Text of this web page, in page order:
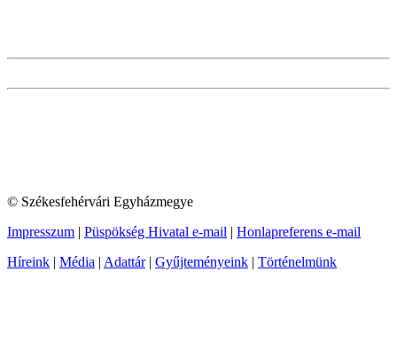
© Székesfehérvári Egyházmegye
Impresszum | Püspökség Hivatal e-mail | Honlapreferens e-mail
Híreink | Média | Adattár| Gyűjteményeink | Történelmünk